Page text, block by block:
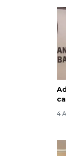
4